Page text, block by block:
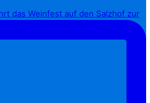
das Weinfest auf den Salzhof zur